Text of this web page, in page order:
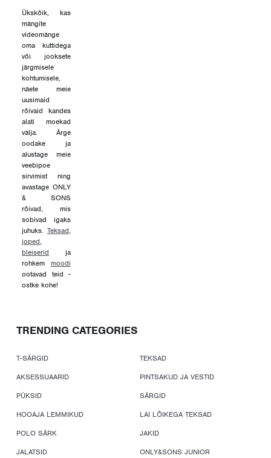
Ükskõik, kas
mängite
videomänge
oma kuttidega
või jooksete
järgmisele
kohtumisele,
näete meie
uusimaid
rõivaid kandes
alati moekad
välja. Ärge
oodake ja
alustage meie
veebipoe
sirvimist ning
avastage ONLY
& SONS
rõivad, mis
sobivad igaks
juhuks. Teksad,
joped,
bleiserid ja
rohkem moodi
ootavad teid -
ostke kohe!
TRENDING CATEGORIES
T-SÄRGID
TEKSAD
AKSESSUAARID
PINTSAKUD JA VESTID
PÜKSID
SÄRGID
HOOAJA LEMMIKUD
LAI LÕIKEGA TEKSAD
POLO SÄRK
JAKID
JALATSID
ONLY&SONS JUNIOR